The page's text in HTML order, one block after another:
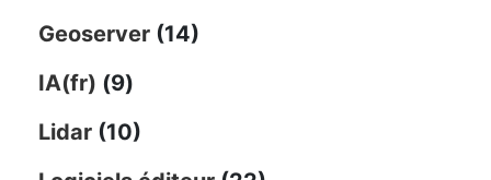
Geoserver (14)
IA(fr) (9)
Lidar (10)